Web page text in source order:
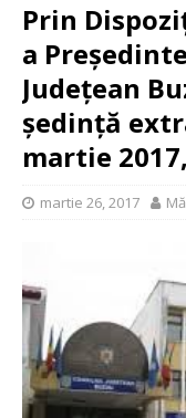
Prin
a
Județean
ședință
martie
martie 26, 2017